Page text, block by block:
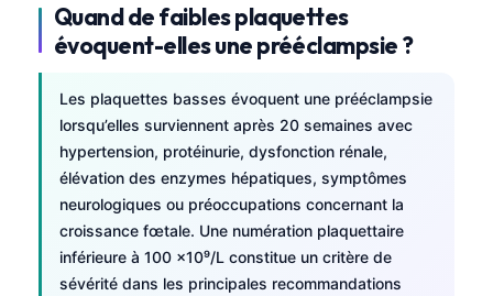
Quand de faibles plaquettes
évoquent-elles une prééclampsie ?
Les plaquettes basses évoquent une prééclampsie
lorsqu’elles surviennent après 20 semaines avec
hypertension, protéinurie, dysfonction rénale,
élévation des enzymes hépatiques, symptômes
neurologiques ou préoccupations concernant la
croissance fœtale. Une numération plaquettaire
inférieure à 100 ×10⁹/L constitue un critère de
sévérité dans les principales recommandations